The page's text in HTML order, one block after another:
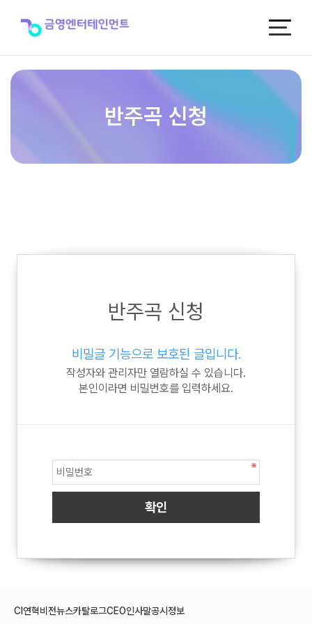
반주곡 신청
반주곡 신청
비밀글 기능으로 보호된 글입니다.
작성자와 관리자만 열람하실 수 있습니다.
본인이라면 비밀번호를 입력하세요.
CI 연혁비전뉴스카탈로그CEO인사말공시정보